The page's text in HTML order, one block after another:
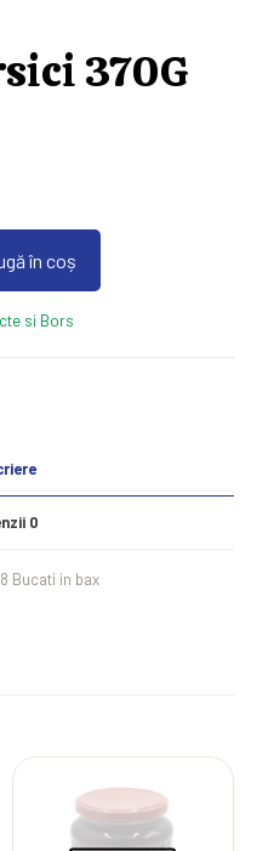
370G
în coș
si Bors
0
Bucati in bax